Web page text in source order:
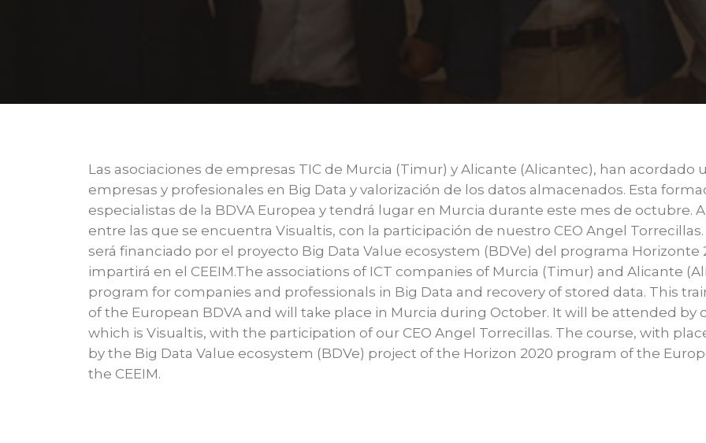
Las asociaciones de empresas TIC de Murcia (Timur) y Alicante (Alicantec), han
empresas y profesionales en Big Data y valorización de los datos almacenados. Esta
especialistas de la BDVA Europea y tendrá lugar en Murcia durante este mes de octubre.
entre las que se encuentra Visualtis, con la participación de nuestro CEO Angel Torrecillas.
será financiado por el proyecto Big Data Value ecosystem (BDVe) del programa Horizonte
impartirá en el CEEIM.The associations of ICT companies of Murcia (Timur) and Alicante
program for companies and professionals in Big Data and recovery of stored data. This
of the European BDVA and will take place in Murcia during October. It will be attended by
which is Visualtis, with the participation of our CEO Angel Torrecillas. The course, with
by the Big Data Value ecosystem (BDVe) project of the Horizon 2020 program of the
the CEEIM.